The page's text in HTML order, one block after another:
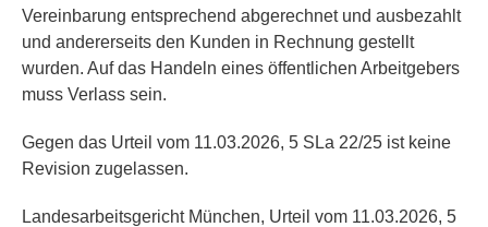
Vereinbarung entsprechend abgerechnet und ausbezahlt
und andererseits den Kunden in Rechnung gestellt
wurden. Auf das Handeln eines öffentlichen Arbeitgebers
muss Verlass sein.
Gegen das Urteil vom 11.03.2026, 5 SLa 22/25 ist keine
Revision zugelassen.
Landesarbeitsgericht München, Urteil vom 11.03.2026, 5